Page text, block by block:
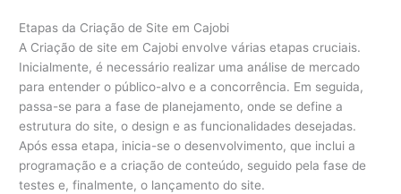
Etapas da Criação de Site em Cajobi
A Criação de site em Cajobi envolve várias etapas cruciais.
Inicialmente, é necessário realizar uma análise de mercado
para entender o público-alvo e a concorrência. Em seguida,
passa-se para a fase de planejamento, onde se define a
estrutura do site, o design e as funcionalidades desejadas.
Após essa etapa, inicia-se o desenvolvimento, que inclui a
programação e a criação de conteúdo, seguido pela fase de
testes e, finalmente, o lançamento do site.